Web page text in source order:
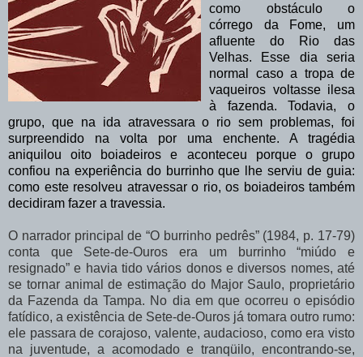
como obstáculo o
córrego da Fome, um
afluente do Rio das
Velhas. Esse dia seria
normal caso a tropa de
vaqueiros voltasse ilesa
à fazenda. Todavia, o
grupo, que na ida atravessara o rio sem problemas, foi
surpreendido na volta por uma enchente. A tragédia
aniquilou oito boiadeiros e aconteceu porque o grupo
confiou na experiência do burrinho que lhe serviu de guia:
como este resolveu atravessar o rio, os boiadeiros também
decidiram fazer a travessia.
O narrador principal de “O burrinho pedrês” (1984, p. 17-79)
conta
que
Sete-de-Ouros era um burrinho “miúdo e
resignado” e havia tido vários donos e diversos nomes, até
se tornar animal de estimação do Major Saulo, proprietário
da Fazenda da Tampa. No dia em que ocorreu o episódio
fatídico, a existência de Sete-de-Ouros já tomara outro rumo:
ele passara de corajoso, valente, audacioso, como era visto
na
juventude, a acomodado e tranqüilo, encontrando-se,